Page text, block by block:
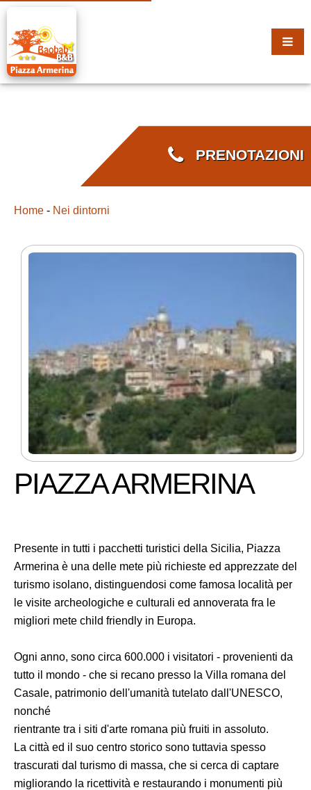
PRENOTAZIONI
Home - Nei dintorni
PIAZZA ARMERINA
Presente in tutti i pacchetti turistici della Sicilia, Piazza
Armerina è una delle mete più richieste ed apprezzate del
turismo isolano, distinguendosi come famosa località per
le visite archeologiche e culturali ed annoverata fra le
migliori mete child friendly in Europa.
Ogni anno, sono circa 600.000 i visitatori - provenienti da
tutto il mondo - che si recano presso la Villa romana del
Casale, patrimonio dell'umanità tutelato dall'UNESCO,
nonché
rientrante tra i siti d'arte romana più fruiti in assoluto.
La città ed il suo centro storico sono tuttavia spesso
trascurati dal turismo di massa, che si cerca di captare
migliorando la ricettività e restaurando i monumenti più